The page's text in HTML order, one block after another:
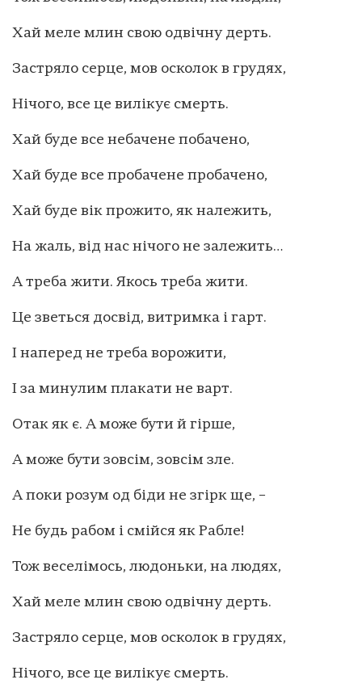
Хай меле млин свою одвічну дерть.
Застряло серце, мов осколок в грудях,
Нічого, все це вилікує смерть.
Хай буде все небачене побачено,
Хай буде все пробачене пробачено,
Хай буде вік прожито, як належить,
На жаль, від нас нічого не залежить…
А треба жити. Якось треба жити.
Це зветься досвід, витримка і гарт.
І наперед не треба ворожити,
І за минулим плакати не варт.
Отак як є. А може бути й гірше,
А може бути зовсім, зовсім зле.
А поки розум од біди не згірк ще, –
Не будь рабом і смійся як Рабле!
Тож веселімось, людоньки, на людях,
Хай меле млин свою одвічну дерть.
Застряло серце, мов осколок в грудях,
Нічого, все це вилікує смерть.